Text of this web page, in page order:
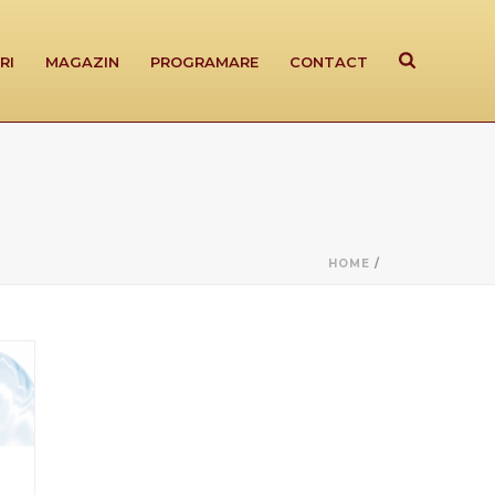
MAGAZIN PROGRAMARE CONTACT
HOME /